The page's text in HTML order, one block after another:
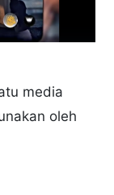
media
oleh